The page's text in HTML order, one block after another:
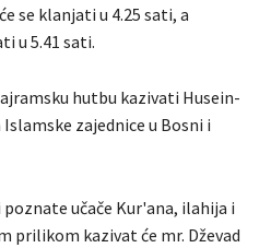
se klanjati u 4.25 sati, a
u 5.41 sati.
hutbu kazivati ​​Husein-
zajednice u Bosni i
učače Kur'ana, ilahija i
prilikom kazivat će mr. Dževad